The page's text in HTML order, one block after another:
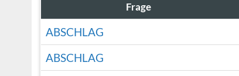
Frage
ABSCHLAG
ABSCHLAG